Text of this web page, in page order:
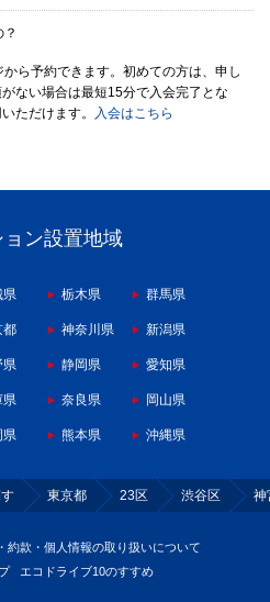
ら予約できます。初めての方は、申し
ない場合は最短15分で入会完了とな
ただけます。
入会はこちら
ン設置地域
県 栃木県 群馬県
都 神奈川県 新潟県
県 静岡県 愛知県
県 奈良県 岡山県
県 熊本県 沖縄県
東京都 23区 渋谷区 神
約款・個人情報の取り扱いについて
エコドライブ10のすすめ